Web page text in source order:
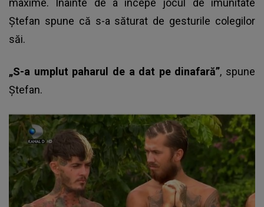
maxime. Înainte de a începe jocul de imunitate
Ștefan spune că s-a săturat de gesturile colegilor
săi.
„S-a umplut paharul de a dat pe dinafară”, spune
Ștefan.